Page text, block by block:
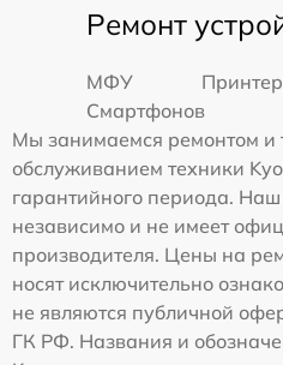
Ремонт
МФУ
Смартфонов
Мы занимаемся ремонтом и
обслуживанием техники
гарантийного периода.
независимо и не имеет
производителя. Цены на
носят исключительно
не являются публичной
ГК РФ. Названия и